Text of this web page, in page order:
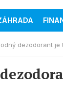
dezodorant je